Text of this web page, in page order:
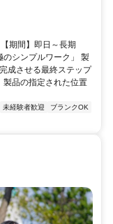
期間】即日～長期
のシンプルワーク」 製
成させる最終ステップ
品の指定された位置
未経験者歓迎
ブランクOK